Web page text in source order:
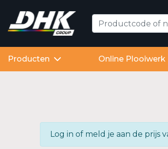
Producten Online Plooiwerk
Log in of meld je aan de